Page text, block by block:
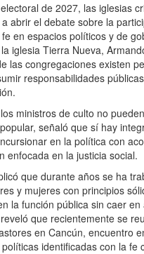
de 2027, las iglesias
abrir el debate sobre la
en espacios políticos y de
iglesia Tierra Nueva,
las congregaciones existen
responsabilidades
ministros de culto no
señaló que sí hay
en la política con
enfocada en la justicia social.
que durante años se ha
y mujeres con principios
la función pública sin caer en
que recientemente se
en Cancún, encuentro
identificadas con la fe